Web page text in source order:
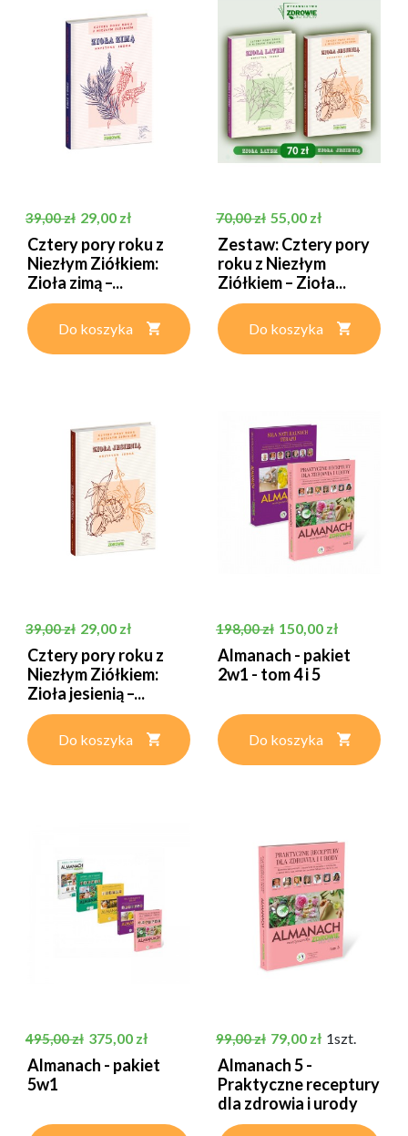
Cena podstawowa
39,00 zł Cena
29,00 zł
Cztery pory roku z
Niezłym Ziółkiem:
Zioła zimą –...
Do koszyka
Cena podstawowa
70,00 zł Cena
55,00 zł
Zestaw: Cztery pory
roku z Niezłym
Ziółkiem – Zioła...
Do koszyka
Cena podstawowa
39,00 zł Cena
29,00 zł
Cztery pory roku z
Niezłym Ziółkiem:
Zioła jesienią –...
Do koszyka
Cena podstawowa
198,00 zł Cena
150,00 zł
Almanach - pakiet
2w1 - tom 4 i 5
Do koszyka
Cena podstawowa
495,00 zł Cena
375,00 zł
Almanach - pakiet
5w1
Cena podstawowa
99,00 zł Cena
79,00 zł 1szt.
Almanach 5 -
Praktyczne receptury
dla zdrowia i urody